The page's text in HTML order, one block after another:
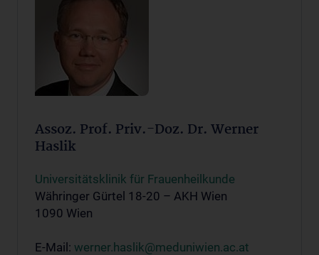
Assoz. Prof. Priv.-Doz. Dr. Werner
Haslik
Universitätsklinik für Frauenheilkunde
Währinger Gürtel 18-20 – AKH Wien
1090 Wien
E-Mail: werner.haslik@meduniwien.ac.at